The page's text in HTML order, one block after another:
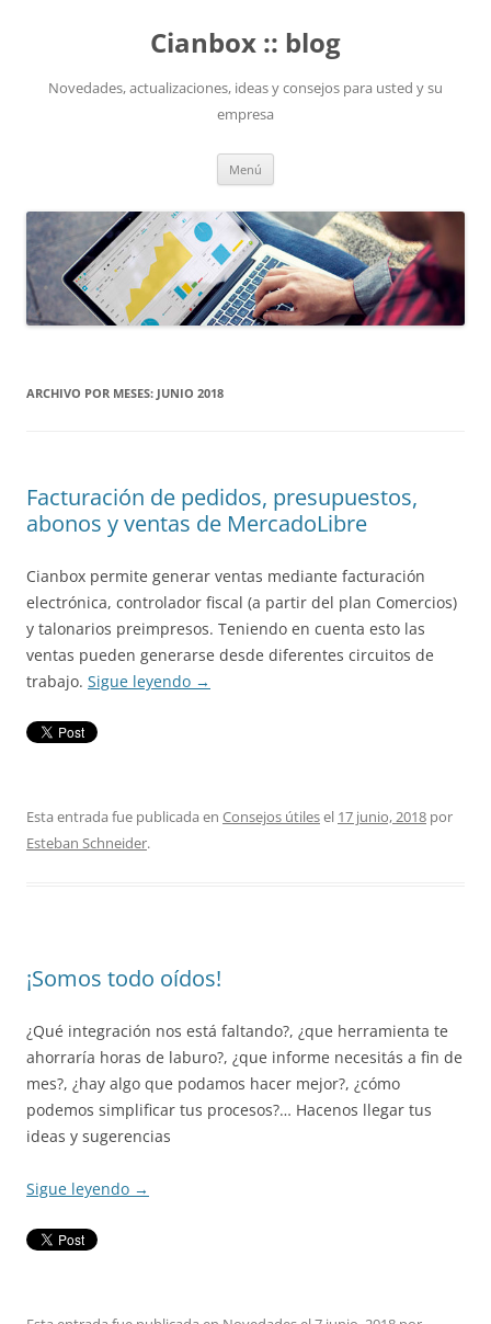
Cianbox :: blog
Novedades, actualizaciones, ideas y consejos para usted y su
empresa
Menú
ARCHIVO POR MESES: JUNIO 2018
Facturación de pedidos, presupuestos,
abonos y ventas de MercadoLibre
Cianbox permite generar ventas mediante facturación
electrónica, controlador fiscal (a partir del plan Comercios)
y talonarios preimpresos. Teniendo en cuenta esto las
ventas pueden generarse desde diferentes circuitos de
trabajo. Sigue leyendo →
Esta entrada fue publicada en Consejos útilesel 17 junio, 2018 por
Esteban Schneider.
¡Somos todo oídos!
¿Qué integración nos está faltando?, ¿que herramienta te
ahorraría horas de laburo?, ¿que informe necesitás a fin de
mes?, ¿hay algo que podamos hacer mejor?, ¿cómo
podemos simplificar tus procesos?… Hacenos llegar tus
ideas y sugerencias
Sigue leyendo →